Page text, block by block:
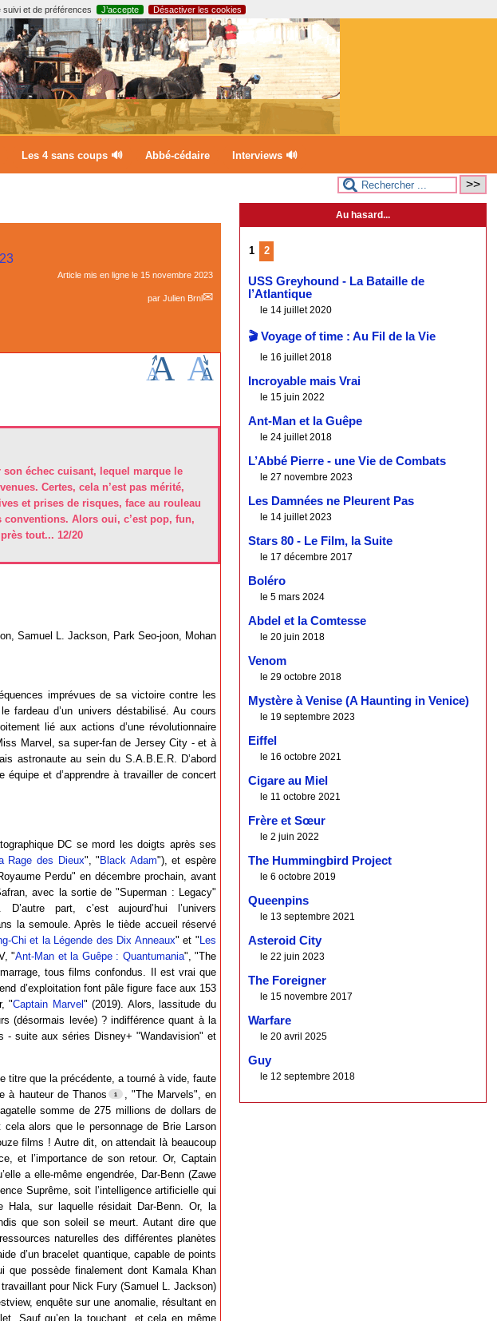
suivi et de préférences J’accepte Désactiver les cookies
Les 4 sans coups 🔊 Abbé-cédaire Interviews 🔊
Article mis en ligne le 15 novembre 2023
par Julien Brnl
échec cuisant, lequel marque le
Certes, cela n’est pas mérité,
et prises de risques, face au rouleau
Alors oui, c’est pop, fun,
tout... 12/20
Samuel L. Jackson, Park Seo-joon, Mohan
imprévues de sa victoire contre les
fardeau d’un univers déstabilisé. Au cours
lié aux actions d’une révolutionnaire
Marvel, sa super-fan de Jersey City - et à
astronaute au sein du S.A.B.E.R. D’abord
et d’apprendre à travailler de concert
DC se mord les doigts après ses
Rage des Dieux", "Black Adam"), et espère
Perdu" en décembre prochain, avant
avec la sortie de "Superman : Legacy"
part, c’est aujourd’hui l’univers
la semoule. Après le tiède accueil réservé
Chi et la Légende des Dix Anneaux" et "Les
"Ant-Man et la Guêpe : Quantumania", "The
tous films confondus. Il est vrai que
d’exploitation font pâle figure face aux 153
"Captain Marvel" (2019). Alors, lassitude du
(désormais levée) ? indifférence quant à la
- suite aux séries Disney+ "Wandavision" et
titre que la précédente, a tourné à vide, faute
à hauteur de Thanos
, "The Marvels", en
somme de 275 millions de dollars de
alors que le personnage de Brie Larson
films ! Autre dit, on attendait là beaucoup
et l’importance de son retour. Or, Captain
a elle-même engendrée, Dar-Benn (Zawe
Suprême, soit l’intelligence artificielle qui
Hala, sur laquelle résidait Dar-Benn. Or, la
que son soleil se meurt. Autant dire que
naturelles des différentes planètes
d’un bracelet quantique, capable de points
que possède finalement dont Kamala Khan
pour Nick Fury (Samuel L. Jackson)
enquête sur une anomalie, résultant en
Sauf qu’en la touchant, et cela en même
Au hasard...
1 2
USS Greyhound - La Bataille de
l’Atlantique
le 14 juillet 2020
🎬 Voyage of time : Au Fil de la Vie
le 16 juillet 2018
Incroyable mais Vrai
le 15 juin 2022
Ant-Man et la Guêpe
le 24 juillet 2018
L’Abbé Pierre - une Vie de Combats
le 27 novembre 2023
Les Damnées ne Pleurent Pas
le 14 juillet 2023
Stars 80 - Le Film, la Suite
le 17 décembre 2017
Boléro
le 5 mars 2024
Abdel et la Comtesse
le 20 juin 2018
Venom
le 29 octobre 2018
Mystère à Venise (A Haunting in Venice)
le 19 septembre 2023
Eiffel
le 16 octobre 2021
Cigare au Miel
le 11 octobre 2021
Frère et Sœur
le 2 juin 2022
The Hummingbird Project
le 6 octobre 2019
Queenpins
le 13 septembre 2021
Asteroid City
le 22 juin 2023
The Foreigner
le 15 novembre 2017
Warfare
le 20 avril 2025
Guy
le 12 septembre 2018